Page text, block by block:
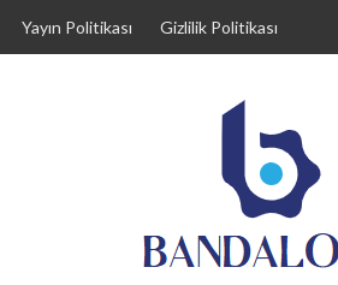
Yayın Politikası Gizlilik Politikası